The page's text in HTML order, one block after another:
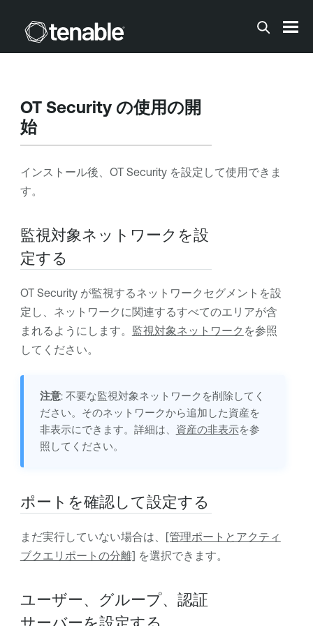
メインコンテンツに移動する
OT Securityの使用の開
始
インストール後、 OT Securityを設定して使用できま
す。
監視対象ネットワークを設
定する
OT Securityが監視するネットワークセグメントを設
定し、ネットワークに関連するすべてのエリアが含
まれるようにします。 監視対象ネットワーク を参照
してください。
注意: 不要な監視対象ネットワークを削除してく
ださい。そのネットワークから追加した資産を
非表示にできます。詳細は、 資産の非表示を参
照してください。
ポートを確認して設定する
まだ実行していない場合は、
[管理ポートとアクティ
ブクエリポートの分離] を選択できます。
ユーザー、グループ、認証
サーバーを設定する